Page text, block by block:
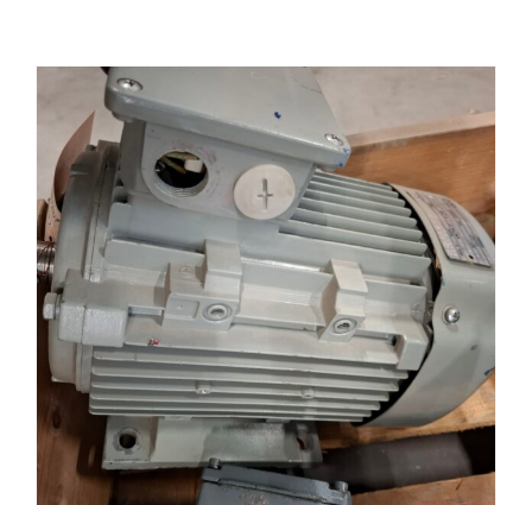
Actueel
Projecten
Over ons
Contact